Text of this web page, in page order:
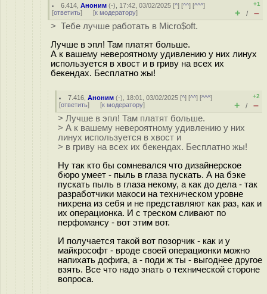
6.414 ,Аноним (-), 17:42, 03/02/2025 [^] [^^] [^^^]
[ответить] [к модератору]
+1
+ / –
> Тебе лучше работать в Micro$oft.
Лучше в эпл! Там платят больше.
А к вашему невероятному удивлению у них линух
используется в хвост и в гриву на всех их
бекендах. Бесплатно жы!
7.416 ,Аноним (-), 18:01, 03/02/2025 [^] [^^] [^^^]
[ответить] [к модератору]
+2
+ / –
> Лучше в эпл! Там платят больше.
> А к вашему невероятному удивлению у них
линух используется в хвост и
> в гриву на всех их бекендах. Бесплатно жы!
Ну так кто бы сомневался что дизайнерское
бюро умеет - пыль в глаза пускать. А на бэке
пускать пыль в глаза некому, а как до дела - так
разработчики макоси на техническом уровне
нихрена из себя и не представляют как раз, как и
их операционка. И с треском сливают по
перфомансу - вот этим вот.
И получается такой вот позорчик - как и у
майкрософт - вроде своей операционки можно
напихать дофига, а - поди ж ты - выгоднее другое
взять. Все что надо знать о технической стороне
вопроса.